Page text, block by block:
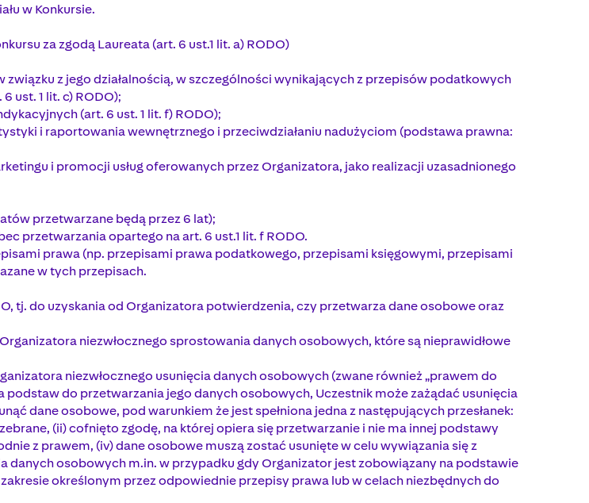
w Konkursie.
za zgodą Laureata (art. 6 ust.1 lit. a) RODO)
z jego działalnością, w szczególności wynikających z przepisów podatkowych
ust. 1 lit. c) RODO);
(art. 6 ust. 1 lit. f) RODO);
i raportowania wewnętrznego i przeciwdziałaniu nadużyciom (podstawa prawna:
i promocji usług oferowanych przez Organizatora, jako realizacji uzasadnionego
przetwarzane będą przez 6 lat);
przetwarzania opartego na art. 6 ust.1 lit. f RODO.
prawa (np. przepisami prawa podatkowego, przepisami księgowymi, przepisami
w tych przepisach.
tj. do uzyskania od Organizatora potwierdzenia, czy przetwarza dane osobowe oraz
niezwłocznego sprostowania danych osobowych, które są nieprawidłowe
niezwłocznego usunięcia danych osobowych (zwane również „prawem do
podstaw do przetwarzania jego danych osobowych, Uczestnik może zażądać usunięcia
dane osobowe, pod warunkiem że jest spełniona jedna z następujących przesłanek:
(ii) cofnięto zgodę, na której opiera się przetwarzanie i nie ma innej podstawy
z prawem, (iv) dane osobowe muszą zostać usunięte w celu wywiązania się z
danych osobowych m.in. w przypadku gdy Organizator jest zobowiązany na podstawie
określonym przez odpowiednie przepisy prawa lub w celach niezbędnych do